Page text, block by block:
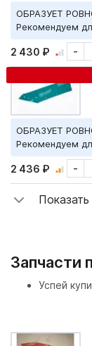
ОБРАЗУЕТ
Рекомендуем
2 430 ₽ -
ОБРАЗУЕТ
Рекомендуем
2 436 ₽ -
Запчасти
Успей